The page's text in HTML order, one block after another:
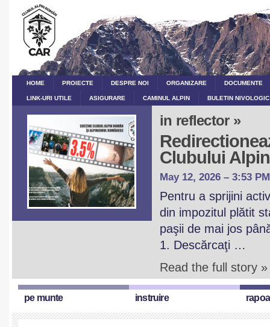
HOME PROIECTE DESPRE NOI ORGANIZARE DOCUMENTE
LINK-URI UTILE ASIGURARE CAMINUL ALPIN BULETIN
in reflector »
Clubului
May 12, 2026 – 3:53 PM
Pentru a sprijini
din impozitul plătit
paşii de mai jos
1. Descărcaţi …
Read the full story »
pe munte instruire